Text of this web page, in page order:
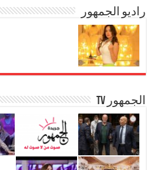
b
o
o
k
A
p
p
n
a
راديو الجمهور
الجمهور TV